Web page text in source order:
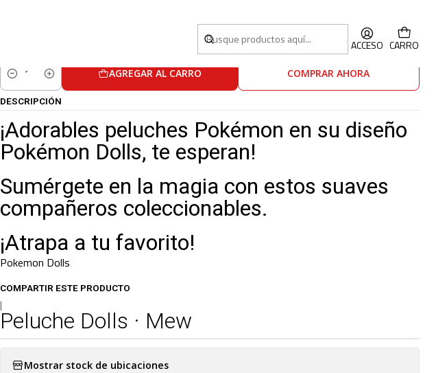
ACCESO CARRO
Cantidad
AGREGAR AL CARRO COMPRAR AHORA
DESCRIPCIÓN
¡Adorables peluches Pokémon en su diseño
Pokémon Dolls, te esperan!
Sumérgete en la magia con estos suaves
compañeros coleccionables.
¡Atrapa a tu favorito!
Pokemon Dolls
COMPARTIR ESTE PRODUCTO
|
Peluche Dolls · Mew
Mostrar stock de ubicaciones